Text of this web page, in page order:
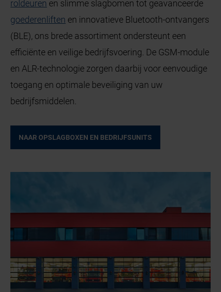
roldeuren en slimme slagbomen tot geavanceerde
goederenliften en innovatieve Bluetooth-ontvangers
(BLE), ons brede assortiment ondersteunt een
efficiënte en veilige bedrijfsvoering. De GSM-module
en ALR-technologie zorgen daarbij voor eenvoudige
toegang en optimale beveiliging van uw
bedrijfsmiddelen.
NAAR OPSLAGBOXEN EN BEDRIJFSUNITS